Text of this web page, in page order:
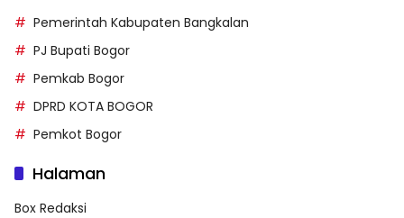
Pemerintah Kabupaten Bangkalan
PJ Bupati Bogor
Pemkab Bogor
DPRD KOTA BOGOR
Pemkot Bogor
Halaman
Box Redaksi